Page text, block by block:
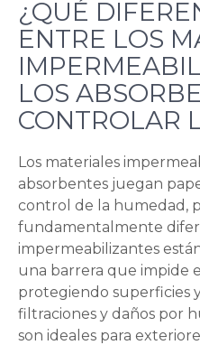
¿QUÉ
ENTRE LOS
LOS
CONTROLAR
Los materiales
absorbentes juegan
control de la humedad,
fundamentalmente
impermeabilizantes
una barrera que impide
protegiendo superficies
filtraciones y daños por
son ideales para